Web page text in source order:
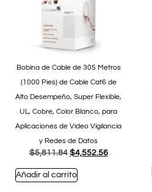
Bobina de Cable de 305 Metros
(1000 Pies) de Cable Cat6 de
Alto Desempeño, Super Flexible,
UL, Cobre, Color Blanco, para
Aplicaciones de Video Vigilancia
y Redes de Datos
$5,811.84 $4,552.56
Añadir al carrito